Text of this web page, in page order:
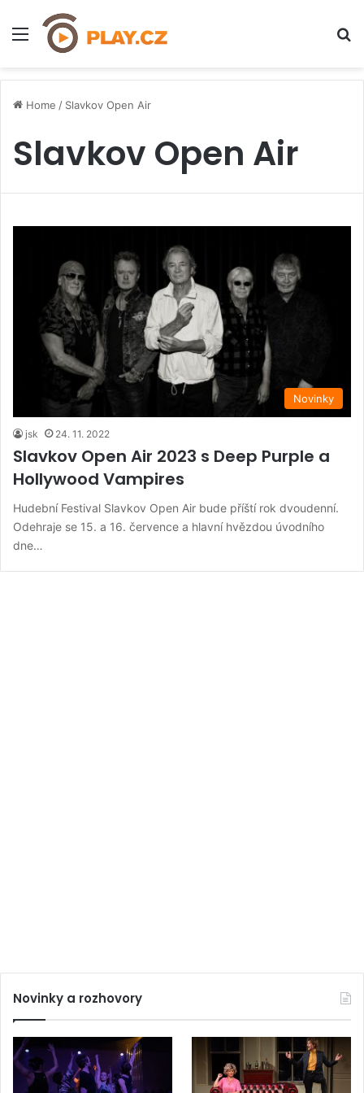
Menu
Home / Slavkov Open Air
Slavkov Open Air
Novinky
jsk 24. 11. 2022
Slavkov Open Air 2023 s Deep Purple a
Hollywood Vampires
Hudební Festival Slavkov Open Air bude příští rok dvoudenní.
Odehraje se 15. a 16. července a hlavní hvězdou úvodního
dne…
Novinky a rozhovory